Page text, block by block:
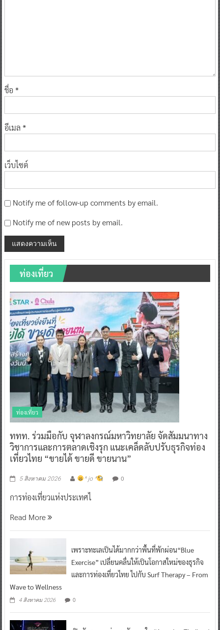
ชื่อ *
อีเมล *
เว็บไซต์
Notify me of follow-up comments by email.
Notify me of new posts by email.
ท่องเที่ยว
ท่องเที่ยว
ททท. ร่วมมือกับ จุฬาลงกรณ์มหาวิทยาลัย จัดสัมมนาทาง
วิชาการและการตลาดเชิงรุก แนะเคล็ดลับปรับธุรกิจท่อง
เที่ยวไทย “ขายได้ ขายดี ขายนาน”
5 สิงหาคม 2026 ^ jo ^ 0
การท่องเที่ยวแห่งประเทศไ
Read More
เพราะทะเลเป็นได้มากกว่าพื้นที่พักผ่อน“Blue
Exercise” เปลี่ยนคลื่นให้เป็นโอกาสใหม่ของธุรกิจ
และการท่องเที่ยวไทย ไปกับ Surf Therapy – From
Wave to Wellness
4 สิงหาคม 2026 0